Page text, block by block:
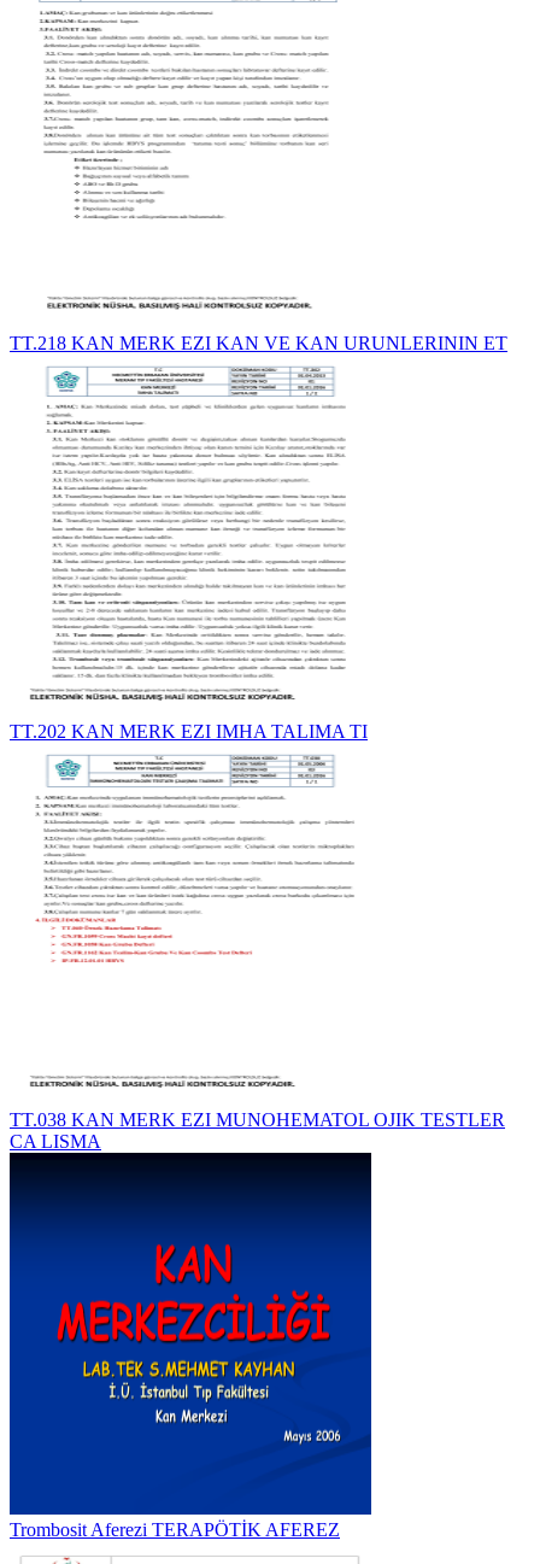
TT.218 KAN MERK EZI KAN VE KAN URUNLERININ ET
TT.202 KAN MERK EZI IMHA TALIMA TI
TT.038 KAN MERK EZI MUNOHEMATOL OJIK TESTLER
CA LISMA
Trombosit Aferezi TERAPÖTİK AFEREZ